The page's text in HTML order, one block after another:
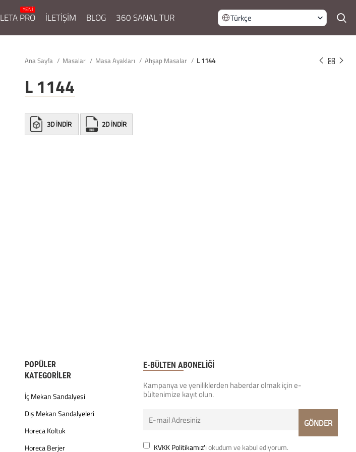
LETA PRO İLETİŞİM BLOG 360 SANAL TUR Türkçe
Ana Sayfa Masalar Masa Ayakları Ahşap Masalar L 1144
L 1144
3D İNDİR 2D İNDİR
POPÜLER
KATEGORILER
İç Mekan Sandalyesi
Dış Mekan Sandalyeleri
Horeca Koltuk
Horeca Berjer
E-BÜLTEN ABONELİĞİ
Kampanya ve yeniliklerden haberdar olmak için e-
bültenimize kayıt olun.
KVKK Politikamız'ıokudum ve kabul ediyorum.